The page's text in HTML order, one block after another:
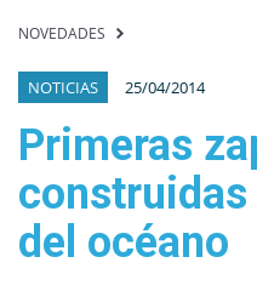
NOVEDADES
NOTICIAS 25/04/2014
Primeras
construidas
del océano